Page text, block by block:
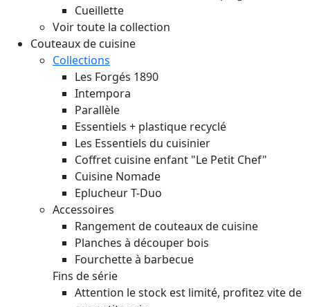
Cueillette
Voir toute la collection
Couteaux de cuisine
Collections
Les Forgés 1890
Intempora
Parallèle
Essentiels + plastique recyclé
Les Essentiels du cuisinier
Coffret cuisine enfant "Le Petit Chef"
Cuisine Nomade
Eplucheur T-Duo
Accessoires
Rangement de couteaux de cuisine
Planches à découper bois
Fourchette à barbecue
Fins de série
Attention le stock est limité, profitez vite de